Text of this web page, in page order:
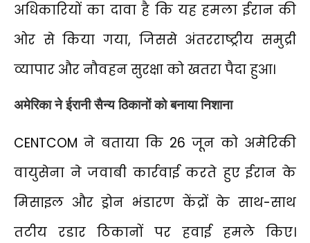
अधिकारियों का दावा है कि यह हमला ईरान की
ओर से किया गया, जिससे अंतरराष्ट्रीय समुद्री
व्यापार और नौवहन सुरक्षा को खतरा पैदा हुआ।
अमेरिका ने ईरानी सैन्य ठिकानों को बनाया निशाना
CENTCOM ने बताया कि 26 जून को अमेरिकी
वायुसेना ने जवाबी कार्रवाई करते हुए ईरान के
मिसाइल और ड्रोन भंडारण केंद्रों के साथ-साथ
तटीय रडार ठिकानों पर हवाई हमले किए।